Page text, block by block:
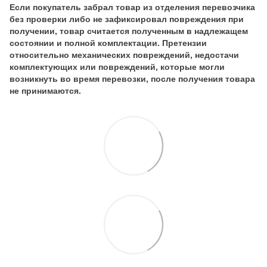
Если покупатель забрал товар из отделения перевозчика
без проверки либо не зафиксировал повреждения при
получении, товар считается полученным в надлежащем
состоянии и полной комплектации. Претензии
относительно механических повреждений, недостачи
комплектующих или повреждений, которые могли
возникнуть во время перевозки, после получения товара
не принимаются.